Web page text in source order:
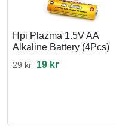
Hpi Plazma 1.5V AA
Alkaline Battery (4Pcs)
29 kr 19 kr